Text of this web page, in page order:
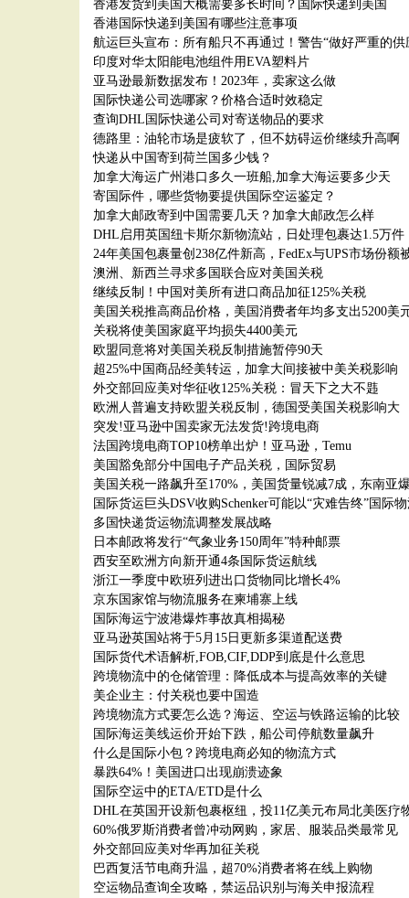
香港发货到美国大概需要多长时间？国际快递到美国
香港国际快递到美国有哪些注意事项
航运巨头宣布：所有船只不再通过！警告“做好严重的供
印度对华太阳能电池组件用EVA塑料片
亚马逊最新数据发布！2023年，卖家这么做
国际快递公司选哪家？价格合适时效稳定
查询DHL国际快递公司对寄送物品的要求
德路里：油轮市场是疲软了，但不妨碍运价继续升高啊
快递从中国寄到荷兰国多少钱？
加拿大海运广州港口多久一班船,加拿大海运要多少天
寄国际件，哪些货物要提供国际空运鉴定？
加拿大邮政寄到中国需要几天？加拿大邮政怎么样
DHL启用英国纽卡斯尔新物流站，日处理包裹达1.5万件
24年美国包裹量创238亿件新高，FedEx与UPS市场份额
澳洲、新西兰寻求多国联合应对美国关税
继续反制！中国对美所有进口商品加征125%关税
美国关税推高商品价格，美国消费者年均多支出5200美
关税将使美国家庭平均损失4400美元
欧盟同意将对美国关税反制措施暂停90天
超25%中国商品经美转运，加拿大间接被中美关税影响
外交部回应美对华征收125%关税：冒天下之大不韪
欧洲人普遍支持欧盟关税反制，德国受美国关税影响大
突发!亚马逊中国卖家无法发货!跨境电商
法国跨境电商TOP10榜单出炉！亚马逊，Temu
美国豁免部分中国电子产品关税，国际贸易
美国关税一路飙升至170%，美国货量锐减7成，东南亚
国际货运巨头DSV收购Schenker可能以“灾难告终”国际
多国快递货运物流调整发展战略
日本邮政将发行“气象业务150周年”特种邮票
西安至欧洲方向新开通4条国际货运航线
浙江一季度中欧班列进出口货物同比增长4%
京东国家馆与物流服务在柬埔寨上线
国际海运宁波港爆炸事故真相揭秘
亚马逊英国站将于5月15日更新多渠道配送费
国际货代术语解析,FOB,CIF,DDP到底是什么意思
跨境物流中的仓储管理：降低成本与提高效率的关键
美企业主：付关税也要中国造
跨境物流方式要怎么选？海运、空运与铁路运输的比较
国际海运美线运价开始下跌，船公司停航数量飙升
什么是国际小包？跨境电商必知的物流方式
暴跌64%！美国进口出现崩溃迹象
国际空运中的ETA/ETD是什么
DHL在英国开设新包裹枢纽，投11亿美元布局北美医疗
60%俄罗斯消费者曾冲动网购，家居、服装品类最常见
外交部回应美对华再加征关税
巴西复活节电商升温，超70%消费者将在线上购物
空运物品查询全攻略，禁运品识别与海关申报流程